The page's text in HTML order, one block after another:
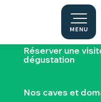
MENU
Escape
Réserver une
dégustation
Nos caves et
de la Ragotière